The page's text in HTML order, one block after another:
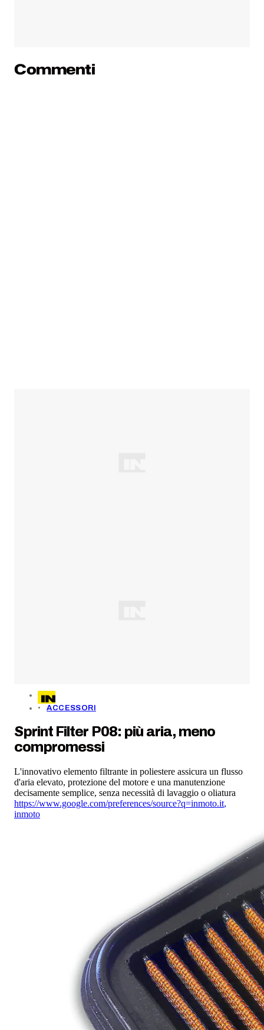
Commenti
ACCESSORI
Sprint Filter P08: più aria, meno
compromessi
L'innovativo elemento filtrante in poliestere assicura un flusso
d'aria elevato, protezione del motore e una manutenzione
decisamente semplice, senza necessità di lavaggio o oliatura
https://www.google.com/preferences/source?q=inmoto.it,
inmoto